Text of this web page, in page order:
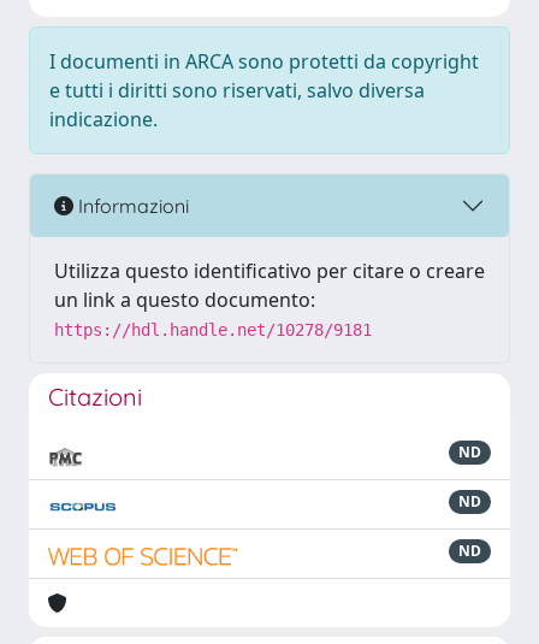
I documenti in ARCA sono protetti da copyright
e tutti i diritti sono riservati, salvo diversa
indicazione.
Informazioni
Utilizza questo identificativo per citare o creare
un link a questo documento:
https://hdl.handle.net/10278/9181
Citazioni
ND
ND
ND